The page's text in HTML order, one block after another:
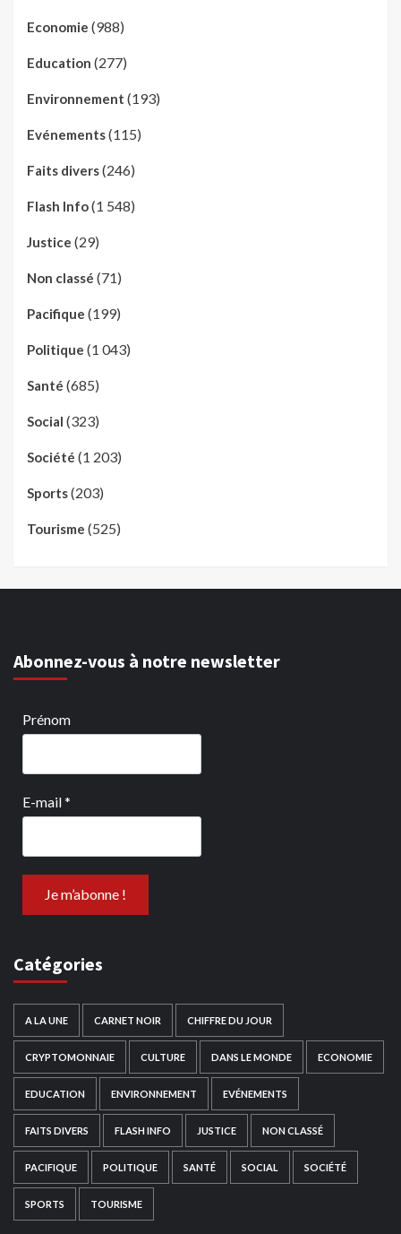
Economie (988)
Education (277)
Environnement (193)
Evénements(115)
Faits divers(246)
Flash Info(1 548)
Justice (29)
Non classé (71)
Pacifique (199)
Politique (1 043)
Santé (685)
Social (323)
Société (1 203)
Sports(203)
Tourisme (525)
Abonnez-vous à notre newsletter
Prénom
E-mail*
Catégories
A LA UNE CARNET NOIR CHIFFRE DU JOUR
CRYPTOMONNAIE CULTURE DANS LE MONDE ECONOMIE
EDUCATION ENVIRONNEMENT EVÉNEMENTS
FAITS DIVERS FLASH INFO JUSTICE NON CLASSÉ
PACIFIQUE POLITIQUE SANTÉ SOCIAL SOCIÉTÉ
SPORTS TOURISME